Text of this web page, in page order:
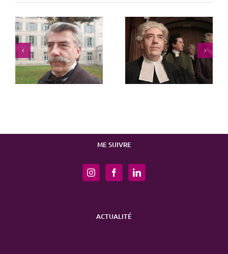
Marie-Antoinette S2 Menace imminente
ME SUIVRE
ACTUALITÉ